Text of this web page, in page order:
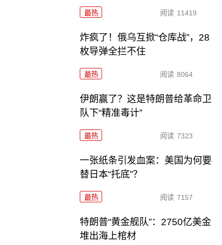
最热 阅读 11419
炸疯了！俄乌互掀“仓库战”，28
枚导弹全拦不住
最热 阅读 8064
伊朗赢了？这是特朗普给革命卫
队下“精准毒计”
最热 阅读 7323
一张纸条引发血案：美国为何要
替日本“托底”？
最热 阅读 7157
特朗普“黄金舰队”：2750亿美金
堆出海上棺材